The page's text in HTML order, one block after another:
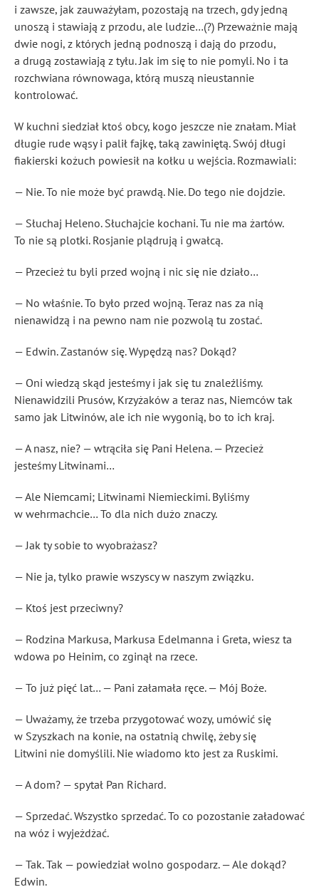
i zawsze, jak zauważyłam, pozostają na trzech, gdy jedną
unoszą i stawiają z przodu, ale ludzie…(?) Przeważnie mają
dwie nogi, z których jedną podnoszą i dają do przodu,
a drugą zostawiają z tyłu. Jak im się to nie pomyli. No i ta
rozchwiana równowaga, którą muszą nieustannie
kontrolować.
W kuchni siedział ktoś obcy, kogo jeszcze nie znałam. Miał
długie rude wąsy i palił fajkę, taką zawiniętą. Swój długi
fiakierski kożuch powiesił na kołku u wejścia. Rozmawiali:
— Nie. To nie może być prawdą. Nie. Do tego nie dojdzie.
— Słuchaj Heleno. Słuchajcie kochani. Tu nie ma żartów.
To nie są plotki. Rosjanie plądrują i gwałcą.
— Przecież tu byli przed wojną i nic się nie działo…
— No właśnie. To było przed wojną. Teraz nas za nią
nienawidzą i na pewno nam nie pozwolą tu zostać.
— Edwin. Zastanów się. Wypędzą nas? Dokąd?
— Oni wiedzą skąd jesteśmy i jak się tu znaleźliśmy.
Nienawidzili Prusów, Krzyżaków a teraz nas, Niemców tak
samo jak Litwinów, ale ich nie wygonią, bo to ich kraj.
— A nasz, nie? — wtrąciła się Pani Helena. — Przecież
jesteśmy Litwinami…
— Ale Niemcami; Litwinami Niemieckimi. Byliśmy
w wehrmachcie… To dla nich dużo znaczy.
— Jak ty sobie to wyobrażasz?
— Nie ja, tylko prawie wszyscy w naszym związku.
— Ktoś jest przeciwny?
— Rodzina Markusa, Markusa Edelmanna i Greta, wiesz ta
wdowa po Heinim, co zginął na rzece.
— To już pięć lat… — Pani załamała ręce. — Mój Boże.
— Uważamy, że trzeba przygotować wozy, umówić się
w Szyszkach na konie, na ostatnią chwilę, żeby się
Litwini nie domyślili. Nie wiadomo kto jest za Ruskimi.
— A dom? — spytał Pan Richard.
— Sprzedać. Wszystko sprzedać. To co pozostanie załadować
na wóz i wyjeżdżać.
— Tak. Tak — powiedział wolno gospodarz. — Ale dokąd?
Edwin.